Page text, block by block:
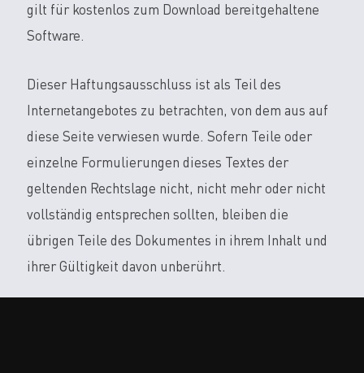
gilt für kostenlos zum Download bereitgehaltene
Software.
Dieser Haftungsausschluss ist als Teil des
Internetangebotes zu betrachten, von dem aus auf
diese Seite verwiesen wurde. Sofern Teile oder
einzelne Formulierungen dieses Textes der
geltenden Rechtslage nicht, nicht mehr oder nicht
vollständig entsprechen sollten, bleiben die
übrigen Teile des Dokumentes in ihrem Inhalt und
ihrer Gültigkeit davon unberührt.